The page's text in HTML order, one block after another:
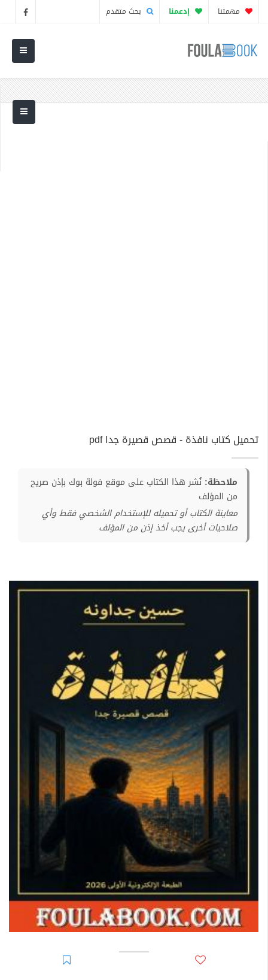
مهمتنا إدعمنا بحث متقدم
تحميل كتاب نافذة - قصص قصيرة جدا pdf
ملاحظة: نُشر هذا الكتاب على موقع فولة بوك بإذن صريح
من المؤلف
معاينة الكتاب أو تحميله للإستخدام الشخصي فقط وأي
صلاحيات أخرى يجب أخذ إذن من المؤلف